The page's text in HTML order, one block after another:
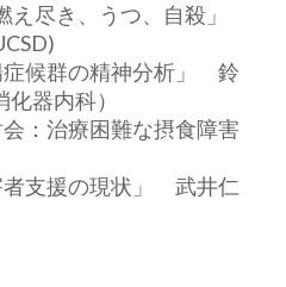
尽き、うつ、自殺」
候群の精神分析」 鈴
器内科）
：治療困難な摂食障害
支援の現状」 武井仁